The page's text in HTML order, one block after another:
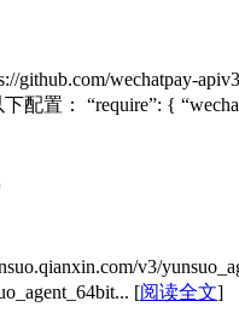
wechatpay-
配置： “require”: {
v3/
[阅读全文]